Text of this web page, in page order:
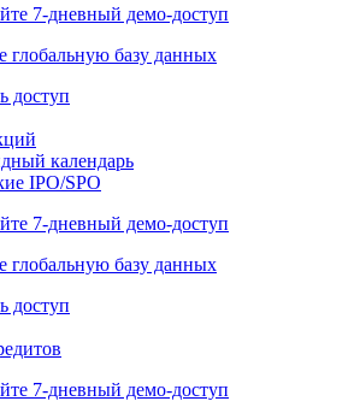
7-дневный демо-доступ
глобальную базу данных
доступ
календарь
IPO/SPO
7-дневный демо-доступ
глобальную базу данных
доступ
7-дневный демо-доступ